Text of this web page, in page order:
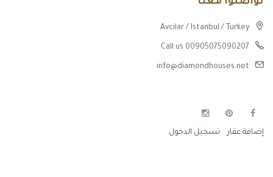
Avcilar / Istanbul / Turkey
Call us 00905075090207
info@diamondhouses.net
إضافة عقار تسجيل الدخول